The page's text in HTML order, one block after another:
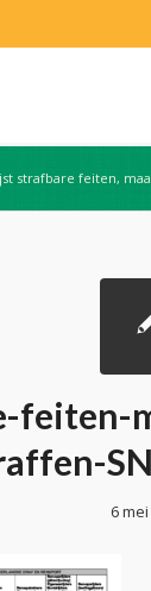
strafbare feiten,
feiten-
6